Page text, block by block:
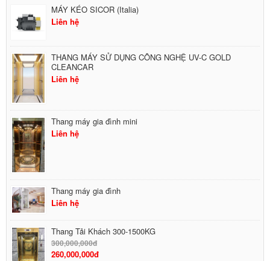
MÁY KÉO SICOR (Italia)
Liên hệ
THANG MÁY SỬ DỤNG CÔNG NGHỆ UV-C GOLD
CLEANCAR
Liên hệ
Thang máy gia đình mini
Liên hệ
Thang máy gia đình
Liên hệ
Thang Tải Khách 300-1500KG
300,000,000đ
260,000,000đ